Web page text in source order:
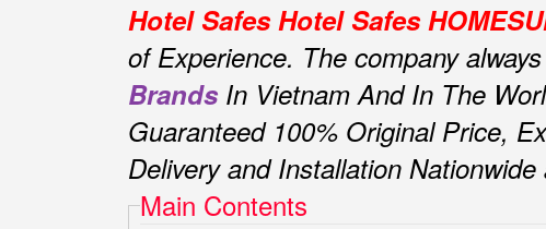
Hotel Safes Hotel Safes
of Experience. The company
Brands In Vietnam And In The
Guaranteed 100% Original Price,
Delivery and Installation
Main Contents